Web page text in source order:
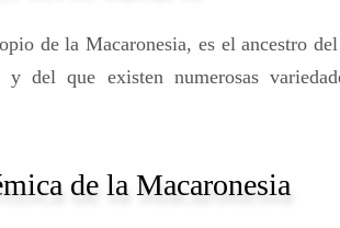
de la Macaronesia, es el ancestro
del que existen numerosas
de la Macaronesia